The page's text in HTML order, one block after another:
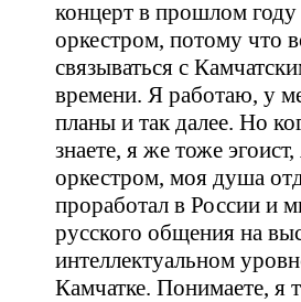
концерт в прошлом
оркестром, потому что
связываться с
времени. Я работаю, у
планы и так далее. Но
знаете, я же тоже
оркестром, моя душа
проработал в России и
русского общения на
интеллектуальном
Камчатке. Понимаете, я